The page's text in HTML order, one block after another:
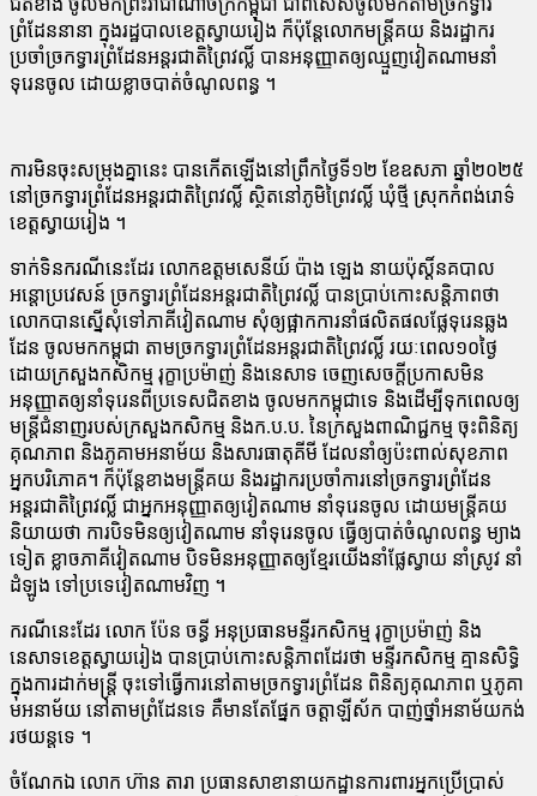
ព្រំដែន​នានា ក្នុង​រដ្ឋបាល​ខេត្តស្វាយរៀង ក៏​ប៉ុន្តែ​លោក​មន្ត្រី​គយ និង​រដ្ឋាករ
ប្រចាំ​ច្រក​ទ្វារ​ព្រំដែន​អន្តរជាតិ​ព្រៃ​វ​ល្លិ៍ បាន​អនុញ្ញាត​ឲ្យ​ឈ្មួញ​វៀតណាម​នាំ​
ទុរេន​ចូល ដោយ​ខ្លាច​បាត់​ចំណូល​ពន្ធ ។
ការ​មិន​ចុះសម្រុង​គ្នា​នេះ បាន​កើតឡើង​នៅ​ព្រឹក​ថ្ងៃ​ទី​១២ ខែឧសភា ឆ្នាំ​២០២៥
នៅ​ច្រក​ទ្វារ​ព្រំដែន​អន្តរជាតិ​ព្រៃ​វ​ល្លិ៍ ស្ថិត​នៅ​ភូមិ​ព្រៃ​វ​ល្លិ៍ ឃុំ​ថ្មី ស្រុក​កំពង់​រោ​ទ៌
ខេត្តស្វាយរៀង ។
ទាក់ទិន​ករណី​នេះ​ដែរ លោក​ឧត្តមសេនីយ៍ ប៉ា​ង ឡេ​ង នាយ​ប៉ុស្តិ៍​នគ​បាល​
អន្តោប្រវេសន៍ ច្រក​ទ្វារ​ព្រំដែន​អន្តរជាតិ​ព្រៃ​វ​ល្លិ៍ បាន​ប្រាប់​កោះសន្តិភាព​ថា
លោក​បាន​ស្នើ​សុំ​ទៅ​ភាគី​វៀតណាម សុំ​ឲ្យ​ផ្អាក​ការ​នាំ​ផលិតផល​ផ្លែ​ទុរេន​ឆ្លង​
ដែន ចូល​មក​កម្ពុជា តាម​ច្រក​ទ្វារ​ព្រំដែន​អន្តរជាតិ​ព្រៃ​វ​ល្លិ៍ រយៈពេល​១០​ថ្ងៃ
ដោយ​ក្រសួងកសិកម្ម រុក្ខា​ប្រ​ម៉ា​ញ់ និង​នេសាទ ចេញ​សេចក្តី​ប្រកាស​មិន​
អនុញ្ញាត​ឲ្យ​នាំ​ទុរេន​ពី​ប្រទេស​ជិតខាង ចូល​មក​កម្ពុជា​ទេ និង​ដើម្បី​ទុក​ពេល​ឲ្យ​
មន្ត្រី​ជំនាញ​របស់​ក្រសួងកសិកម្ម និង​ក​.​ប​.​ប​. នៃ​ក្រសួងពាណិជ្ជកម្ម ចុះ​ពិនិត្យ​
គុណភាព និង​ភូ​គា​ម​អនាម័យ និង​សារធាតុ​គីមី ដែល​នាំ​ឲ្យ​ប៉ះពាល់​សុខភាព​
អ្នក​បរិភោគ​។ ក៏​ប៉ុន្តែ​ខាង​មន្ត្រី​គយ និង​រដ្ឋាករ​ប្រចាំការ​នៅ​ច្រក​ទ្វារ​ព្រំដែន​
អន្តរជាតិ​ព្រៃ​វ​ល្លិ៍ ជា​អ្នក​អនុញ្ញាត​ឲ្យ​វៀតណាម នាំ​ទុរេន​ចូល ដោយ​មន្ត្រី​គយ
និយាយ​ថា ការ​បិទ​មិន​ឲ្យ​វៀតណាម នាំ​ទុរេន​ចូល ធ្វើ​ឲ្យ​បាត់​ចំណូល​ពន្ធ ម្យា​ង​
ទៀត ខ្លាច​ភាគី​វៀតណាម បិទ​មិន​អនុញ្ញាត​ឲ្យ​ខ្មែរ​យើង​នាំ​ផ្លែស្វាយ នាំ​ស្រូវ នាំ​
ដំឡូង ទៅ​ប្រ​ទេ​វៀតណាម​វិញ ។
ករណី​នេះ​ដែរ លោក ប៉ែន ច​ន្ធី អនុប្រធាន​មន្ទីរ​កសិកម្ម រុក្ខា​ប្រ​ម៉ា​ញ់ និង​
នេសាទ​ខេត្តស្វាយរៀង បាន​ប្រាប់​កោះសន្តិភាព​ដែរ​ថា មន្ទីរ​កសិកម្ម គ្មាន​សិទ្ធិ​
ក្នុង​ការ​ដាក់​មន្ត្រី ចុះ​ទៅ​ធ្វើការ​នៅ​តាម​ច្រក​ទ្វារ​ព្រំដែន ពិនិត្យ​គុណភាព ឬ​ភូ​គា​
ម​អនាម័យ នៅ​តាម​ព្រំដែន​ទេ គឺ​មាន​តែ​ផ្នែក ច​ត្តា​ឡី​ស័ក បាញ់ថ្នាំ​អនាម័យ​កង់​
រថយន្ត​ទេ ។
ចំណែកឯ លោក ហ៊ាន តារា ប្រធាន​សាខា​នាយកដ្ឋាន​ការពារ​អ្នក​ប្រើប្រាស់